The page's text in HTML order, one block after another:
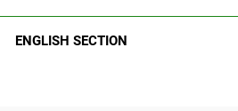
ENGLISH SECTION